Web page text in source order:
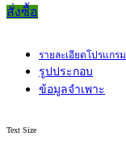
สั่งซื้อ
รายละเอียดโปรแกรม
รูปประกอบ
ข้อมูลจำเพาะ
Text Size